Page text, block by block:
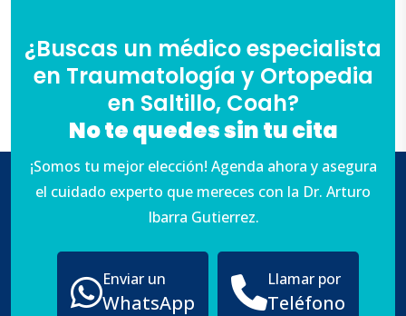
¿Buscas un médico especialista
en Traumatología y Ortopedia
en Saltillo, Coah?
No te quedes sin tu cita
¡Somos tu mejor elección! Agenda ahora y asegura
el cuidado experto que mereces con la Dr. Arturo
Ibarra Gutierrez.
Enviar un
WhatsApp
Llamar por
Teléfono